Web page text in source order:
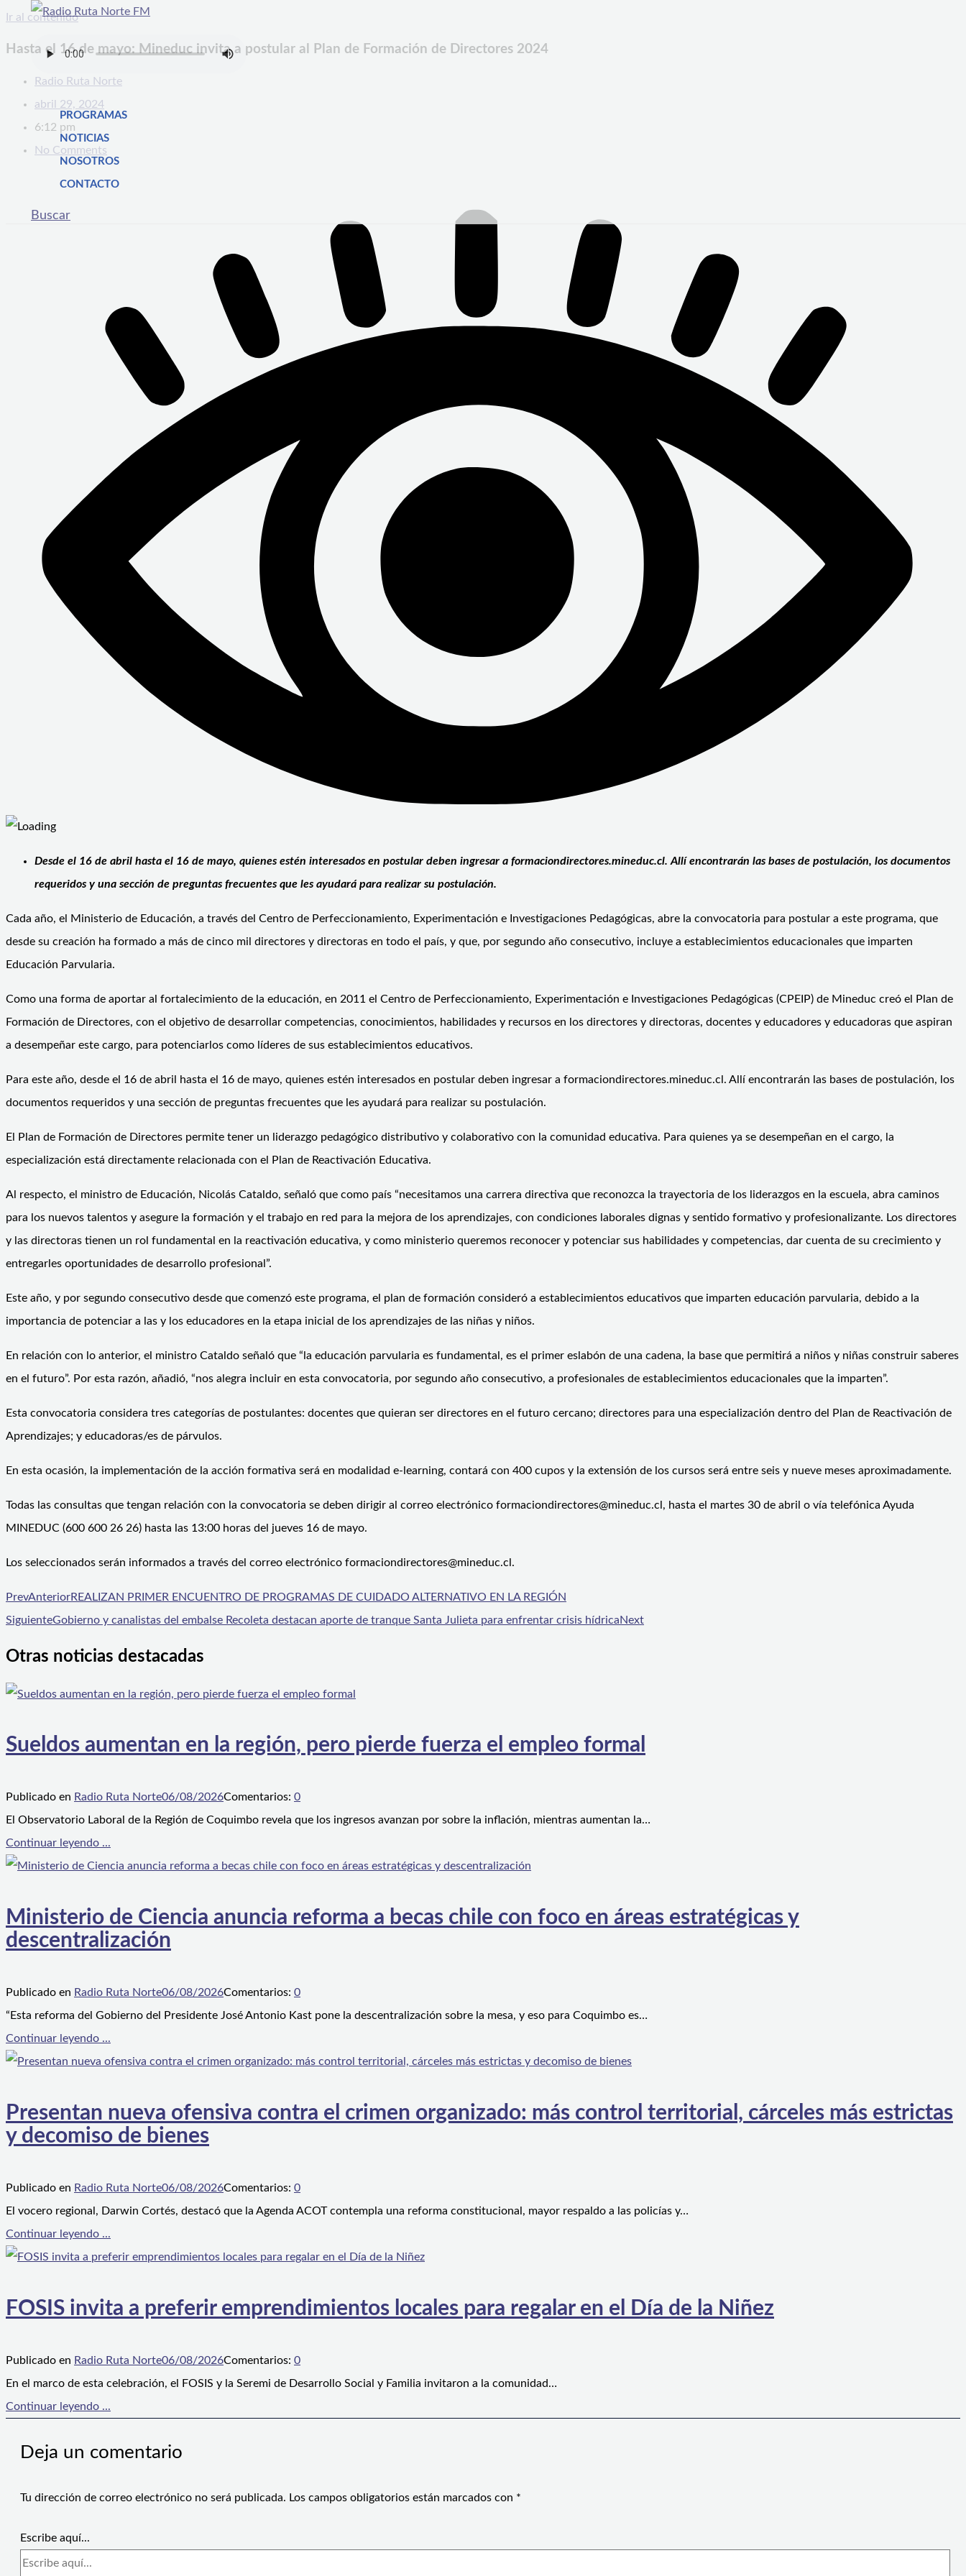
Ir al contenido
PROGRAMAS
NOTICIAS
NOSOTROS
CONTACTO
Buscar
Hasta el 16 de mayo: Mineduc invita a postular al Plan de Formación de Directores 2024
Radio Ruta Norte
abril 29, 2024
6:12 pm
No Comments
Desde el 16 de abril hasta el 16 de mayo, quienes estén interesados en postular deben ingresar a formaciondirectores.mineduc.cl. Allí encontrarán las bases de postulación, los documentos
requeridos y una sección de preguntas frecuentes que les ayudará para realizar su postulación.
Cada año, el Ministerio de Educación, a través del Centro de Perfeccionamiento, Experimentación e Investigaciones Pedagógicas, abre la convocatoria para postular a este programa, que
desde su creación ha formado a más de cinco mil directores y directoras en todo el país, y que, por segundo año consecutivo, incluye a establecimientos educacionales que imparten
Educación Parvularia.
Como una forma de aportar al fortalecimiento de la educación, en 2011 el Centro de Perfeccionamiento, Experimentación e Investigaciones Pedagógicas (CPEIP) de Mineduc creó el Plan de
Formación de Directores, con el objetivo de desarrollar competencias, conocimientos, habilidades y recursos en los directores y directoras, docentes y educadores y educadoras que aspiran
a desempeñar este cargo, para potenciarlos como líderes de sus establecimientos educativos.
Para este año, desde el 16 de abril hasta el 16 de mayo, quienes estén interesados en postular deben ingresar a formaciondirectores.mineduc.cl. Allí encontrarán las bases de postulación, los
documentos requeridos y una sección de preguntas frecuentes que les ayudará para realizar su postulación.
El Plan de Formación de Directores permite tener un liderazgo pedagógico distributivo y colaborativo con la comunidad educativa. Para quienes ya se desempeñan en el cargo, la
especialización está directamente relacionada con el Plan de Reactivación Educativa.
Al respecto, el ministro de Educación, Nicolás Cataldo, señaló que como país “necesitamos una carrera directiva que reconozca la trayectoria de los liderazgos en la escuela, abra caminos
para los nuevos talentos y asegure la formación y el trabajo en red para la mejora de los aprendizajes, con condiciones laborales dignas y sentido formativo y profesionalizante. Los directores
y las directoras tienen un rol fundamental en la reactivación educativa, y como ministerio queremos reconocer y potenciar sus habilidades y competencias, dar cuenta de su crecimiento y
entregarles oportunidades de desarrollo profesional”.
Este año, y por segundo consecutivo desde que comenzó este programa, el plan de formación consideró a establecimientos educativos que imparten educación parvularia, debido a la
importancia de potenciar a las y los educadores en la etapa inicial de los aprendizajes de las niñas y niños.
En relación con lo anterior, el ministro Cataldo señaló que “la educación parvularia es fundamental, es el primer eslabón de una cadena, la base que permitirá a niños y niñas construir saberes
en el futuro”. Por esta razón, añadió, “nos alegra incluir en esta convocatoria, por segundo año consecutivo, a profesionales de establecimientos educacionales que la imparten”.
Esta convocatoria considera tres categorías de postulantes: docentes que quieran ser directores en el futuro cercano; directores para una especialización dentro del Plan de Reactivación de
Aprendizajes; y educadoras/es de párvulos.
En esta ocasión, la implementación de la acción formativa será en modalidad e-learning, contará con 400 cupos y la extensión de los cursos será entre seis y nueve meses aproximadamente.
Todas las consultas que tengan relación con la convocatoria se deben dirigir al correo electrónico formaciondirectores@mineduc.cl, hasta el martes 30 de abril o vía telefónica Ayuda
MINEDUC (600 600 26 26) hasta las 13:00 horas del jueves 16 de mayo.
Los seleccionados serán informados a través del correo electrónico formaciondirectores@mineduc.cl.
PrevAnteriorREALIZAN PRIMER ENCUENTRO DE PROGRAMAS DE CUIDADO ALTERNATIVO EN LA REGIÓN
SiguienteGobierno y canalistas del embalse Recoleta destacan aporte de tranque Santa Julieta para enfrentar crisis hídricaNext
Otras noticias destacadas
Sueldos aumentan en la región, pero pierde fuerza el empleo formal
Publicado en Radio Ruta Norte06/08/2026Comentarios: 0
El Observatorio Laboral de la Región de Coquimbo revela que los ingresos avanzan por sobre la inflación, mientras aumentan la…
Continuar leyendo ...
Ministerio de Ciencia anuncia reforma a becas chile con foco en áreas estratégicas y
descentralización
Publicado en Radio Ruta Norte06/08/2026Comentarios: 0
“Esta reforma del Gobierno del Presidente José Antonio Kast pone la descentralización sobre la mesa, y eso para Coquimbo es…
Continuar leyendo ...
Presentan nueva ofensiva contra el crimen organizado: más control territorial, cárceles más estrictas
y decomiso de bienes
Publicado en Radio Ruta Norte06/08/2026Comentarios: 0
El vocero regional, Darwin Cortés, destacó que la Agenda ACOT contempla una reforma constitucional, mayor respaldo a las policías y…
Continuar leyendo ...
FOSIS invita a preferir emprendimientos locales para regalar en el Día de la Niñez
Publicado en Radio Ruta Norte06/08/2026Comentarios: 0
En el marco de esta celebración, el FOSIS y la Seremi de Desarrollo Social y Familia invitaron a la comunidad…
Continuar leyendo ...
Deja un comentario
Tu dirección de correo electrónico no será publicada. Los campos obligatorios están marcados con *
Escribe aquí...